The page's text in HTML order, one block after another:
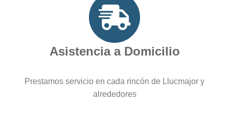
Asistencia a Domicilio
Prestamos servicio en cada rincón de Llucmajor y
alrededores